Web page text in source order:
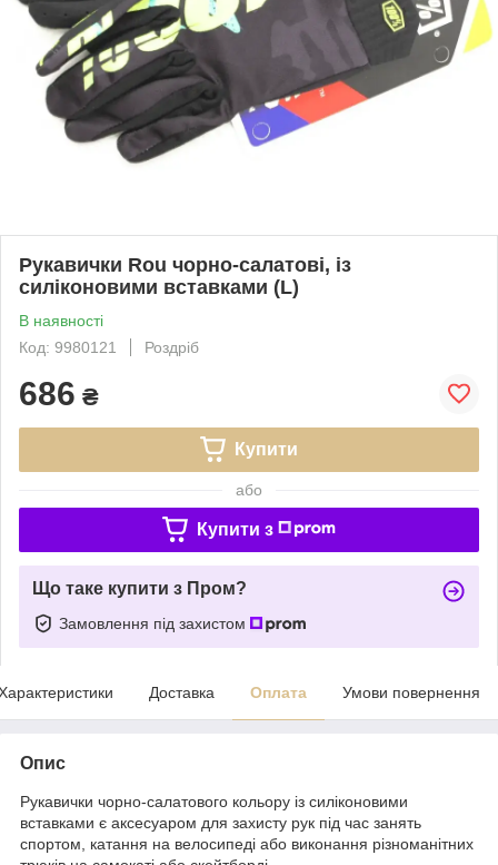
Рукавички Rou чорно-салатові, із
силіконовими вставками (L)
В наявності
Код: 9980121
Роздріб
686 ₴
Купити
або
Купити з
Що таке купити з Пром?
Замовлення під захистом
Доставка Оплата Умови повернення
Опис
Рукавички чорно-салатового кольору із силіконовими
вставками є аксесуаром для захисту рук під час занять
спортом, катання на велосипеді або виконання різноманітних